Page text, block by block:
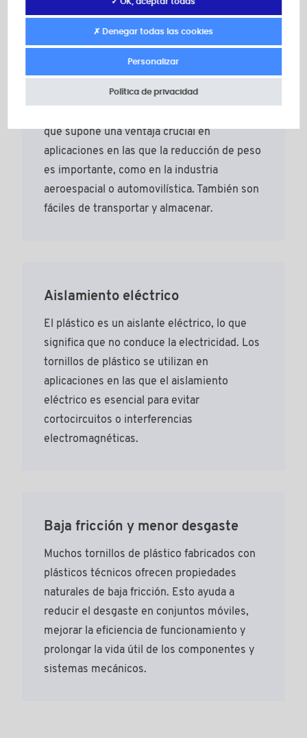
alternativas metálicas:
que supone una ventaja crucial en
aplicaciones en las que la reducción de peso
es importante, como en la industria
aeroespacial o automovilística. También son
fáciles de transportar y almacenar.
Aislamiento eléctrico
El plástico es un aislante eléctrico, lo que
significa que no conduce la electricidad. Los
tornillos de plástico se utilizan en
aplicaciones en las que el aislamiento
eléctrico es esencial para evitar
cortocircuitos o interferencias
electromagnéticas.
Baja fricción y menor desgaste
Muchos tornillos de plástico fabricados con
plásticos técnicos ofrecen propiedades
naturales de baja fricción. Esto ayuda a
reducir el desgaste en conjuntos móviles,
mejorar la eficiencia de funcionamiento y
prolongar la vida útil de los componentes y
sistemas mecánicos.
✗ Denegar todas las cookies
Personalizar
Política de privacidad